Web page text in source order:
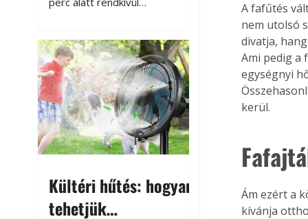
megközelítheti. Ez nemcsak a
beszállást teszi kellemetlenné,
hanem az autó állapotára és a
benne hagyott tárgyakra is
káros hatással lehet. Néhány
egyszerű óvintézkedéssel
azonban jelentősen
csökkenthetjük a hőség káros
Kültéri hűtés: hogyan
tehetjük
A fafűtés
nem utolsó
divatja,
Ami pedig
egységnyi
kerül.
Ám ezért a
kívánja